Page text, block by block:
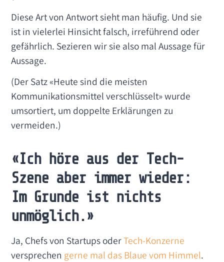
Diese Art von Antwort sieht man häufig. Und sie
ist in vielerlei Hinsicht falsch, irreführend oder
gefährlich. Sezieren wir sie also mal Aussage für
Aussage.
(Der Satz «Heute sind die meisten
Kommunikationsmittel verschlüsselt» wurde
umsortiert, um doppelte Erklärungen zu
vermeiden.)
«Ich höre aus der Tech-
Szene aber immer wieder:
Im Grunde ist nichts
unmöglich.»
Ja, Chefs von Startups oderTech-Konzerne
versprechen gerne mal das Blaue vom Himmel.